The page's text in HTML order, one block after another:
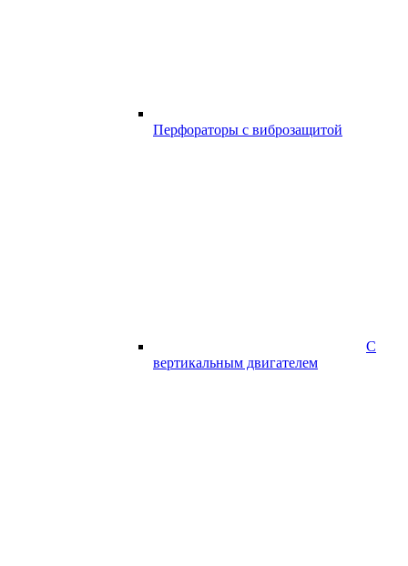
Перфораторы с виброзащитой
С
вертикальным двигателем